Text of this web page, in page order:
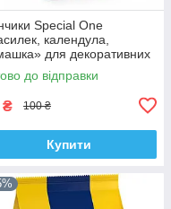
Special One
календула,
для декоративних
50 г
до відправки
₴ 100 ₴
Купити